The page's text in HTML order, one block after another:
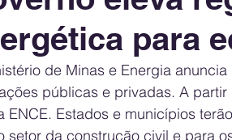
United States Policy Public Policy
Geopolitics International Relations
para
de Minas e Energia
públicas e privadas. A
ENCE. Estados e municípios
setor da construção civil e para